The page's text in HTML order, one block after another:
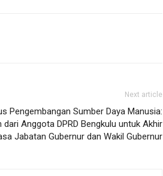
Next article
Pengembangan Sumber Daya Manusia:
dari Anggota DPRD Bengkulu untuk Akhir
Jabatan Gubernur dan Wakil Gubernur